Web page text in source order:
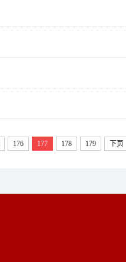
176 177 178 179 下页